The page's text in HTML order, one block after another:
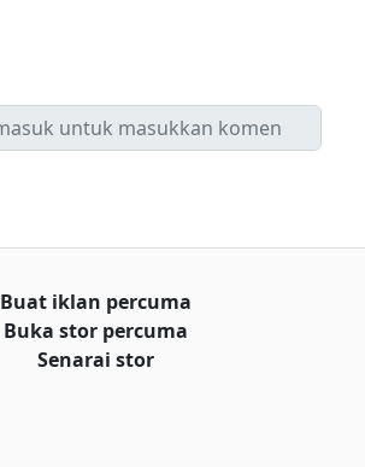
Buat iklan percuma
Buka stor percuma
Senarai stor